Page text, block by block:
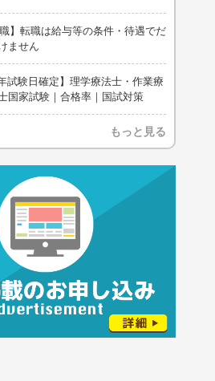
職】転職は給与等の条件・待遇でだ
ません
試験日確定】理学療法士・作業療
国家試験｜合格率｜国試対策
もっと見る